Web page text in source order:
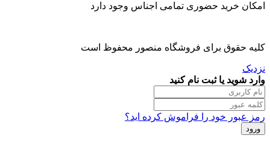
امکان خرید حضوری تمامی اجناس وجود دارد
کلیه حقوق برای فروشگاه منصور محفوظ است
نزدیک
وارد شوید یا ثبت نام کنید
رمز عبور خود را فراموش کرده اید؟